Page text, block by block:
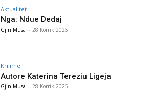
Aktualitet
Nga: Ndue Dedaj
Gjin Musa - 28 Korrik 2025
Krijime
Autore Katerina Tereziu Ligeja
Gjin Musa - 28 Korrik 2025